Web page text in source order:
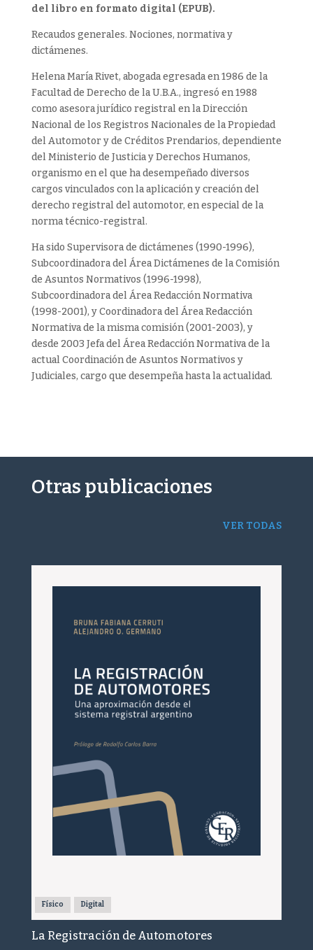
Nacional
la
Propiedad
del
Automotor
cantidad
del libro en formato digital (EPUB).
Recaudos generales. Nociones, normativa y
dictámenes.
Helena María Rivet, abogada egresada en 1986 de la
Facultad de Derecho de la U.B.A., ingresó en 1988
como asesora jurídico registral en la Dirección
Nacional de los Registros Nacionales de la Propiedad
del Automotor y de Créditos Prendarios, dependiente
del Ministerio de Justicia y Derechos Humanos,
organismo en el que ha desempeñado diversos
cargos vinculados con la aplicación y creación del
derecho registral del automotor, en especial de la
norma técnico-registral.
Ha sido Supervisora de dictámenes (1990-1996),
Subcoordinadora del Área Dictámenes de la Comisión
de Asuntos Normativos (1996-1998),
Subcoordinadora del Área Redacción Normativa
(1998-2001), y Coordinadora del Área Redacción
Normativa de la misma comisión (2001-2003), y
desde 2003 Jefa del Área Redacción Normativa de la
actual Coordinación de Asuntos Normativos y
Judiciales, cargo que desempeña hasta la actualidad.
Otras publicaciones
VER TODAS
Físico Digital
La Registración de Automotores